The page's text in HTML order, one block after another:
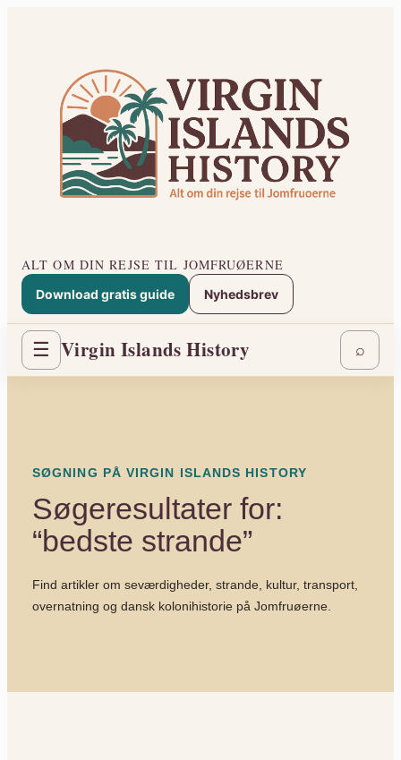
ALT OM DIN REJSE TIL JOMFRUØERNE
Download gratis guide Nyhedsbrev
☰ Virgin Islands History ⌕
SØGNING PÅ VIRGIN ISLANDS HISTORY
Søgeresultater for:
“bedste strande”
Find artikler om seværdigheder, strande, kultur, transport,
overnatning og dansk kolonihistorie på Jomfruøerne.